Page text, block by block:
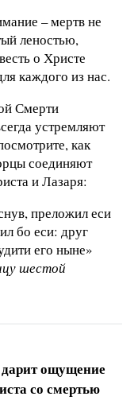
– мертв не
леностью,
о Христе
каждого из нас.
Смерти
устремляют
как
соединяют
и Лазаря:
преложил еси
бо еси: друг
его ныне»
шестой
ощущение
со смертью